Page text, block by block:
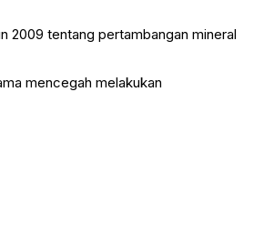
2009 tentang pertambangan mineral
mencegah melakukan